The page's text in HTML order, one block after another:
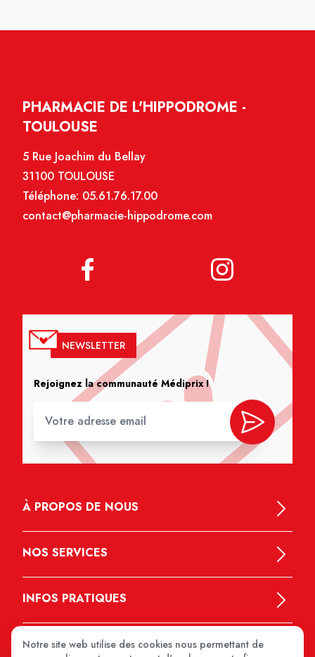
PHARMACIE DE L'HIPPODROME -
TOULOUSE
5 Rue Joachim du Bellay
31100 TOULOUSE
Téléphone: 05.61.76.17.00
contact@pharmacie-hippodrome.com
NEWSLETTER
Rejoignez la communauté Médiprix !
À PROPOS DE NOUS
NOS SERVICES
INFOS PRATIQUES
Notre site web utilise des cookies nous permettant de